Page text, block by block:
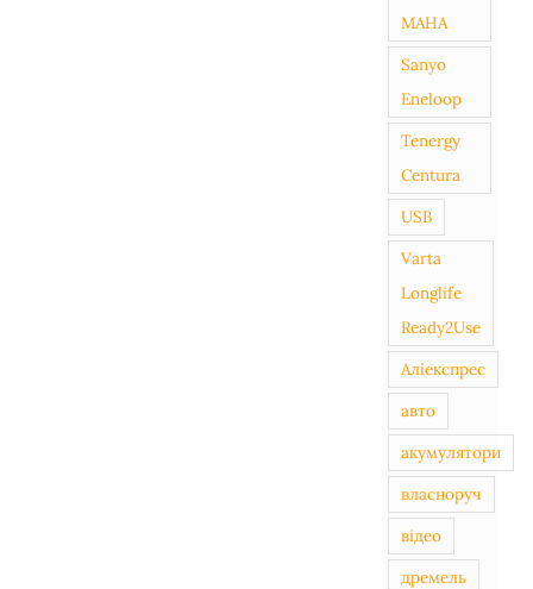
MAHA
Sanyo
Eneloop
Tenergy
Centura
USB
Varta
Longlife
Ready2Use
Аліекспрес
авто
акумулятори
власноруч
відео
дремель